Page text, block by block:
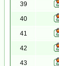
39
40
41
42
43